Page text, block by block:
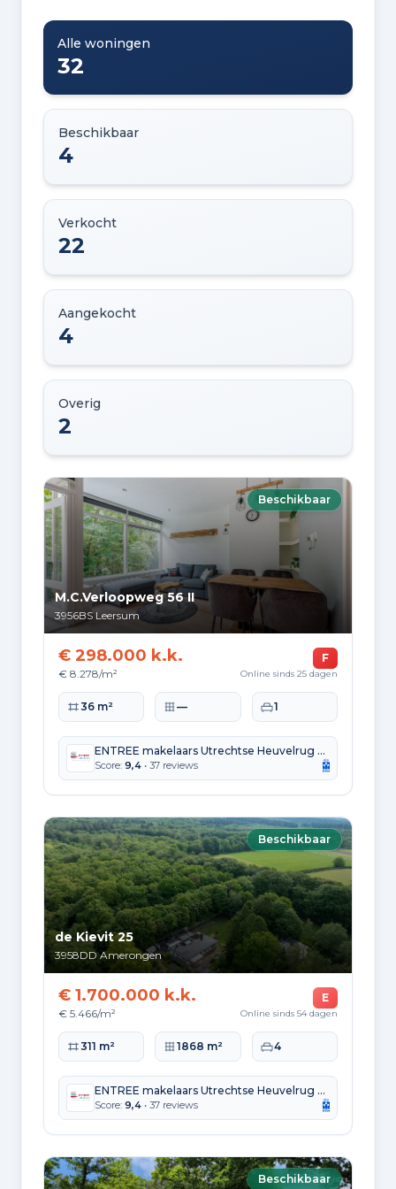
Alle woningen
32
Beschikbaar
4
Verkocht
22
Aangekocht
4
Overig
2
Beschikbaar
M.C.Verloopweg 56 II
3956BS Leersum
€ 298.000 k.k.
€ 8.278/m²
F
Online sinds 25 dagen
Woonoppervlakte
36 m² Perceeloppervlakte
— Slaapkamers
1
ENTREE makelaars Utrechtse Heuvelrug b.v.
Score: 9,4 • 37 reviews
Beschikbaar
de Kievit 25
3958DD Amerongen
€ 1.700.000 k.k.
€ 5.466/m²
E
Online sinds 54 dagen
Woonoppervlakte
311 m² Perceeloppervlakte
1868 m² Slaapkamers
4
ENTREE makelaars Utrechtse Heuvelrug b.v.
Score: 9,4 • 37 reviews
Beschikbaar